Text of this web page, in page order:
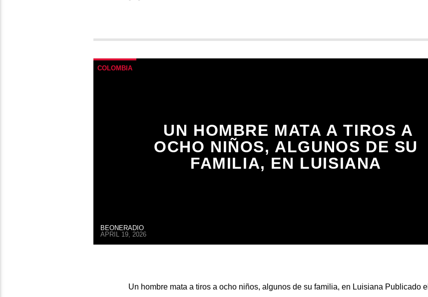
COLOMBIA
UN HOMBRE MATA A TIROS A
OCHO NIÑOS, ALGUNOS DE SU
FAMILIA, EN LUISIANA
BEONERADIO
APRIL 19, 2026
Un hombre mata a tiros a ocho niños, algunos de su familia, en Luisiana Publicado el